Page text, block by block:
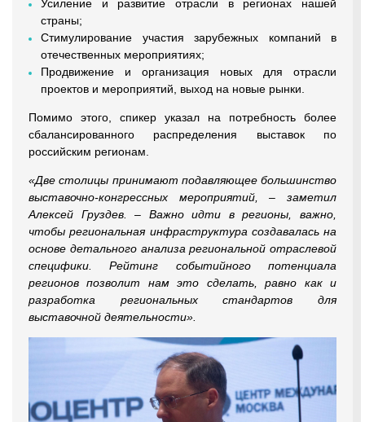
Усиление и развитие отрасли в регионах нашей
страны;
Стимулирование участия зарубежных компаний в
отечественных мероприятиях;
Продвижение и организация новых для отрасли
проектов и мероприятий, выход на новые рынки.
Помимо этого, спикер указал на потребность более
сбалансированного распределения выставок по
российским регионам.
«Две столицы принимают подавляющее большинство
выставочно-конгрессных мероприятий, – заметил
Алексей Груздев. – Важно идти в регионы, важно,
чтобы региональная инфраструктура создавалась на
основе детального анализа региональной отраслевой
специфики. Рейтинг событийного потенциала
регионов позволит нам это сделать, равно как и
разработка региональных стандартов для
выставочной деятельности».